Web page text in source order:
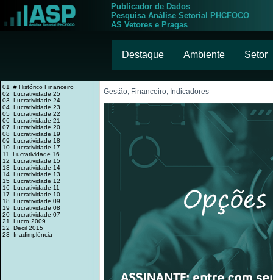
Publicador de Dados
Pesquisa Análise Setorial PHCFOCO
AS Vetores e Pragas
Destaque Ambiente Setor
01 # Histórico Financeiro
02 Lucratividade 25
03 Lucratividade 24
04 Lucratividade 23
05 Lucratividade 22
06 Lucratividade 21
07 Lucratividade 20
08 Lucratividade 19
09 Lucratividade 18
10 Lucratividade 17
11 Lucratividade 16
12 Lucratividade 15
13 Lucratividade 14
14 Lucratividade 13
15 Lucratividade 12
16 Lucratividade 11
17 Lucratividade 10
18 Lucratividade 09
19 Lucratividade 08
20 Lucratividade 07
21 Lucro 2009
22 Decil 2015
23 Inadimplência
Gestão, Financeiro, Indicadores